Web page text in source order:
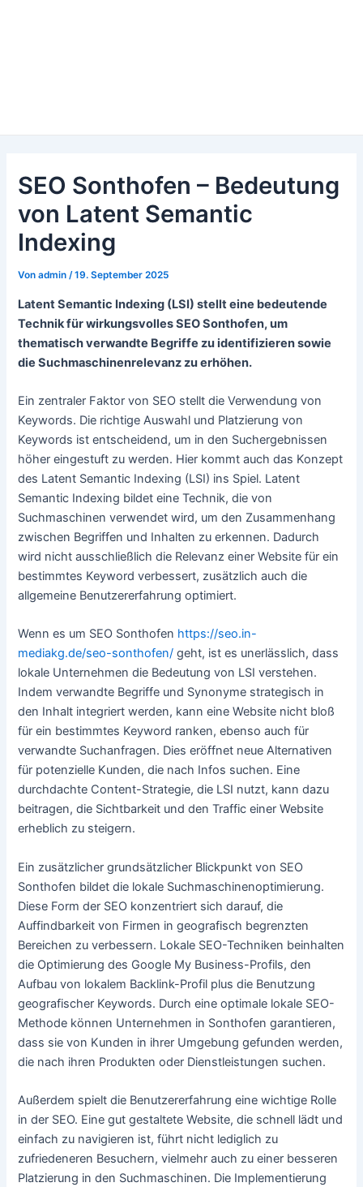
SEO Sonthofen – Bedeutung
von Latent Semantic
Indexing
Vonadmin/19. September 2025
Latent Semantic Indexing (LSI) stellt eine bedeutende
Technik für wirkungsvolles SEO Sonthofen, um
thematisch verwandte Begriffe zu identifizieren sowie
die Suchmaschinenrelevanz zu erhöhen.
Ein zentraler Faktor von SEO stellt die Verwendung von
Keywords. Die richtige Auswahl und Platzierung von
Keywords ist entscheidend, um in den Suchergebnissen
höher eingestuft zu werden. Hier kommt auch das Konzept
des Latent Semantic Indexing (LSI) ins Spiel. Latent
Semantic Indexing bildet eine Technik, die von
Suchmaschinen verwendet wird, um den Zusammenhang
zwischen Begriffen und Inhalten zu erkennen. Dadurch
wird nicht ausschließlich die Relevanz einer Website für ein
bestimmtes Keyword verbessert, zusätzlich auch die
allgemeine Benutzererfahrung optimiert.
Wenn es um SEO Sonthofen https://seo.in-
mediakg.de/seo-sonthofen/ geht, ist es unerlässlich, dass
lokale Unternehmen die Bedeutung von LSI verstehen.
Indem verwandte Begriffe und Synonyme strategisch in
den Inhalt integriert werden, kann eine Website nicht bloß
für ein bestimmtes Keyword ranken, ebenso auch für
verwandte Suchanfragen. Dies eröffnet neue Alternativen
für potenzielle Kunden, die nach Infos suchen. Eine
durchdachte Content-Strategie, die LSI nutzt, kann dazu
beitragen, die Sichtbarkeit und den Traffic einer Website
erheblich zu steigern.
Ein zusätzlicher grundsätzlicher Blickpunkt von SEO
Sonthofen bildet die lokale Suchmaschinenoptimierung.
Diese Form der SEO konzentriert sich darauf, die
Auffindbarkeit von Firmen in geografisch begrenzten
Bereichen zu verbessern. Lokale SEO-Techniken beinhalten
die Optimierung des Google My Business-Profils, den
Aufbau von lokalem Backlink-Profil plus die Benutzung
geografischer Keywords. Durch eine optimale lokale SEO-
Methode können Unternehmen in Sonthofen garantieren,
dass sie von Kunden in ihrer Umgebung gefunden werden,
die nach ihren Produkten oder Dienstleistungen suchen.
Außerdem spielt die Benutzererfahrung eine wichtige Rolle
in der SEO. Eine gut gestaltete Website, die schnell lädt und
einfach zu navigieren ist, führt nicht lediglich zu
zufriedeneren Besuchern, vielmehr auch zu einer besseren
Platzierung in den Suchmaschinen. Die Implementierung